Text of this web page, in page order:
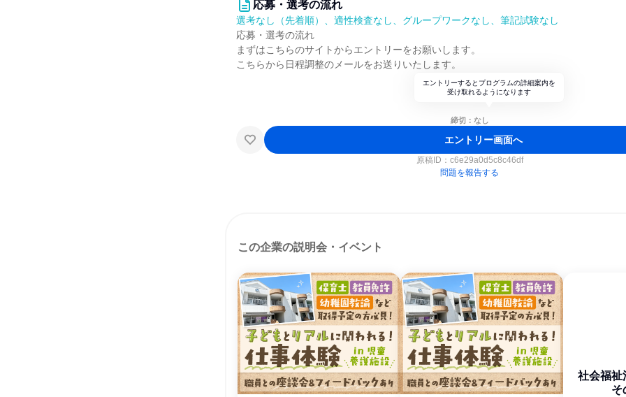
応募・選考の流れ
選考なし（先着順）、適性検査なし、グループワークなし、筆記試験なし
応募・選考の流れ
まずはこちらのサイトからエントリーをお願いします。
こちらから日程調整のメールをお送りいたします。
エントリーするとプログラムの詳細案内を
受け取れるようになります
締切：なし
エントリー画面へ
原稿ID： c6e29a0d5c8c46df
問題を報告する
この企業の説明会・イベント
社会福祉
そ